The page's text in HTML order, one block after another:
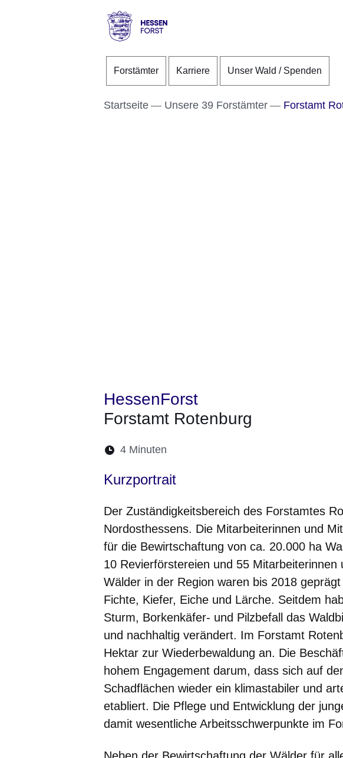
Direkt zum Kopf der Seite
Direkt zum Inhalt
Direkt zum Fuß der Seite
Forst
Forstämter Karriere Unser Wald / Spenden
Startseite Unsere 39 Forstämter Forstamt
HessenForst
Forstamt Rotenburg
Lesedauer:
4 Minuten
Kurzportrait
Der Zuständigkeitsbereich des Forstamtes
Nordosthessens. Die Mitarbeiterinnen und
für die Bewirtschaftung von ca. 20.000 ha
10 Revierförstereien und 55
Wälder in der Region waren bis 2018
Fichte, Kiefer, Eiche und Lärche. Seitdem
Sturm, Borkenkäfer- und Pilzbefall das
und nachhaltig verändert. Im Forstamt
Hektar zur Wiederbewaldung an. Die
hohem Engagement darum, dass sich auf
Schadflächen wieder ein klimastabiler und
etabliert. Die Pflege und Entwicklung der
damit wesentliche Arbeitsschwerpunkte im